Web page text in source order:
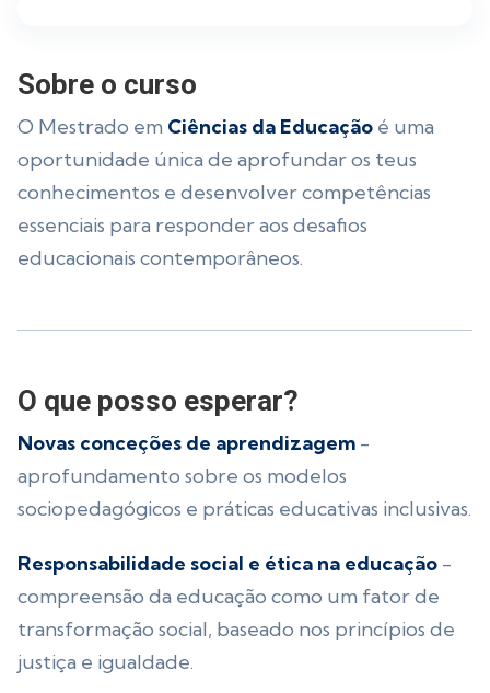
Sobre o curso
O Mestrado em Ciências da Educação é uma
oportunidade única de aprofundar os teus
conhecimentos e desenvolver competências
essenciais para responder aos desafios
educacionais contemporâneos.
O que posso esperar?
Novas conceções de aprendizagem -
aprofundamento sobre os modelos
sociopedagógicos e práticas educativas inclusivas.
Responsabilidade social e ética na educação -
compreensão da educação como um fator de
transformação social, baseado nos princípios de
justiça e igualdade.